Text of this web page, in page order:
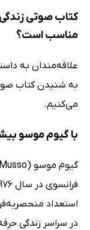
کتاب صوتی
مناسب است؟
علاقه‌مندان به
به شنیدن کتاب
می‌کنیم.
با گیوم موسو
استعداد
در سراسر زندگی